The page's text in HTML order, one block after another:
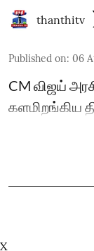
thanthitv
Published on: 06
CM விஜய்
களமிறங்கிய
X